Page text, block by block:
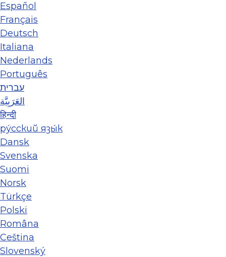
Español
Français
Deutsch
Italiana
Nederlands
Português
עברית
العَرَبِيَّة
हिन्दी
ру́сский язы́к
Dansk
Svenska
Suomi
Norsk
Türkçe
Polski
Româna
Ceština
Slovenský